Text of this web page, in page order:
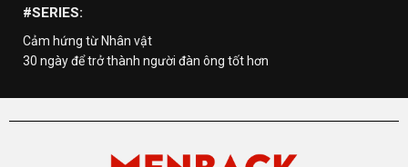
#SERIES:
Cảm hứng từ Nhân vật
30 ngày để trở thành người đàn ông tốt hơn